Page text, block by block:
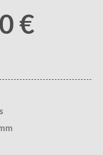
€